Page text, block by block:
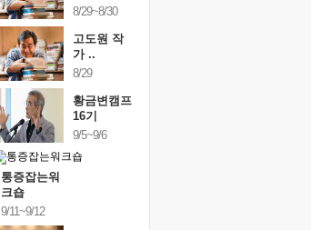
8/29~8/30
고도원 작
가 ..
8/29
황금변캠프
16기
9/5~9/6
통증잡는워
크숍
9/11~9/12